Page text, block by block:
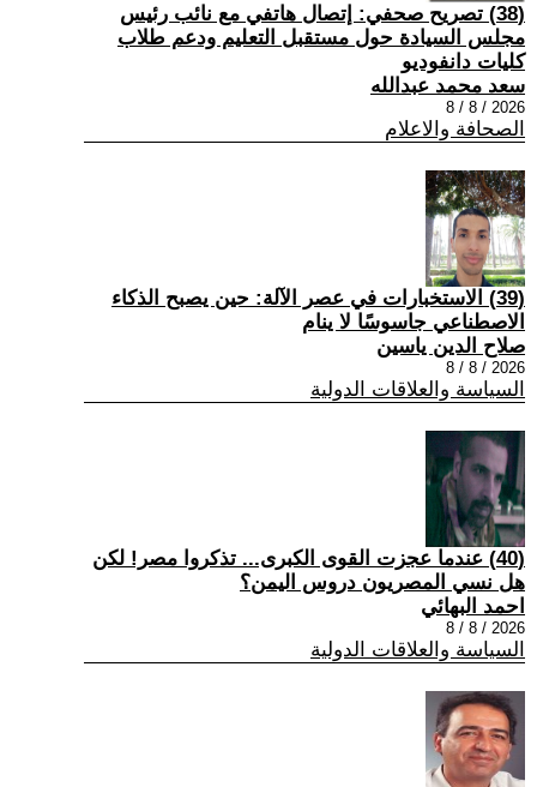
(38) تصريح صحفي: إتصال هاتفي مع نائب رئيس
مجلس السيادة حول مستقبل التعليم ودعم طلاب
كليات دانفوديو
سعد محمد عبدالله
2026 / 8 / 8
الصحافة والاعلام
(39) الاستخبارات في عصر الآلة: حين يصبح الذكاء
الاصطناعي جاسوسًا لا ينام
صلاح الدين ياسين
2026 / 8 / 8
السياسة والعلاقات الدولية
(40) عندما عجزت القوى الكبرى... تذكروا مصر! لكن
هل نسي المصريون دروس اليمن؟
احمد البهائي
2026 / 8 / 8
السياسة والعلاقات الدولية